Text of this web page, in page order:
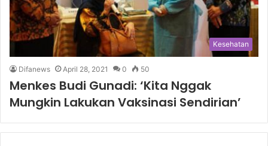
Kesehatan
Difanews April 28, 2021 0 50
Menkes Budi Gunadi: ‘Kita Nggak
Mungkin Lakukan Vaksinasi Sendirian’